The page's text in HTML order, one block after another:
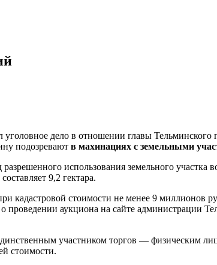
дело в отношении главы Тельминского
подозревают в махинациях с земельными
использования земельного участка
9,2 гектара.
кадастровой стоимости не менее 9
аукциона на сайте администрации
участником торгов — физическим
стоимости.